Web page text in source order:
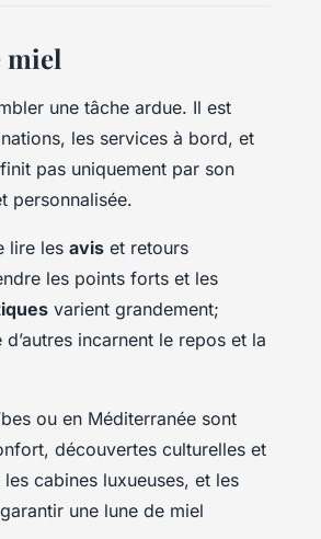
miel
une tâche ardue. Il est
les services à bord, et
pas uniquement par son
personnalisée.
lire les avis et retours
les points forts et les
varient grandement;
incarnent le repos et la
ou en Méditerranée sont
découvertes culturelles et
les cabines luxueuses, et les
une lune de miel